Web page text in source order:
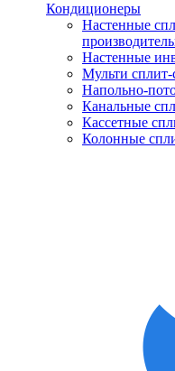
Кондиционеры
Настенные
Настенные
Мульти
Напольно-
Канальные
Кассетные
Колонные